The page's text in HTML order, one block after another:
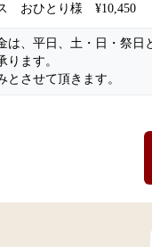
おひとり様 ¥10,450
は、平日、土・日・祭日
ります。
とさせて頂きます。